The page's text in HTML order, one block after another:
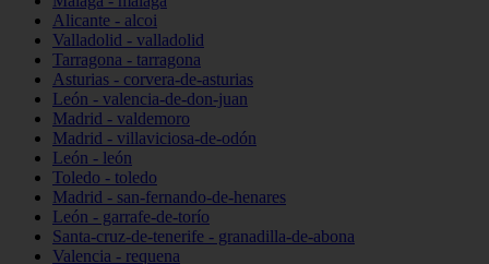
Alicante - alcoi
Valladolid - valladolid
Tarragona - tarragona
Asturias - corvera-de-asturias
León - valencia-de-don-juan
Madrid - valdemoro
Madrid - villaviciosa-de-odón
León - león
Toledo - toledo
Madrid - san-fernando-de-henares
León - garrafe-de-torío
Santa-cruz-de-tenerife - granadilla-de-abona
Valencia - requena